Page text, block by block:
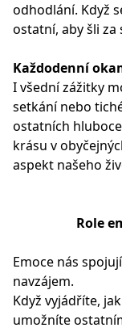
odhodlání. Když
ostatní, aby šli za
Každodenní
I všední zážitky
setkání nebo
ostatních
krásu v
aspekt našeho
Role
Emoce nás
navzájem.
Když vyjádříte,
umožníte